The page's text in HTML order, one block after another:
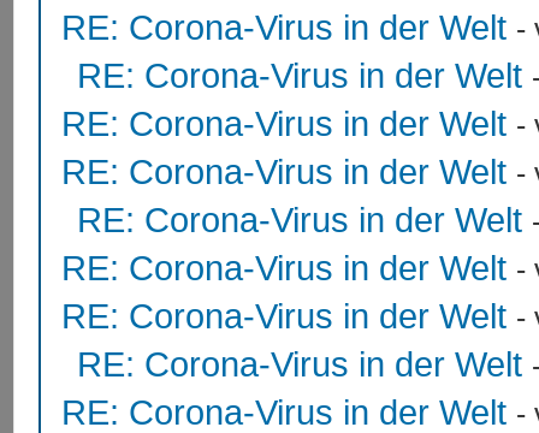
RE: Corona-Virus in der Welt -
RE: Corona-Virus in der Welt
RE: Corona-Virus in der Welt -
RE: Corona-Virus in der Welt -
RE: Corona-Virus in der Welt
RE: Corona-Virus in der Welt -
RE: Corona-Virus in der Welt -
RE: Corona-Virus in der Welt
RE: Corona-Virus in der Welt -